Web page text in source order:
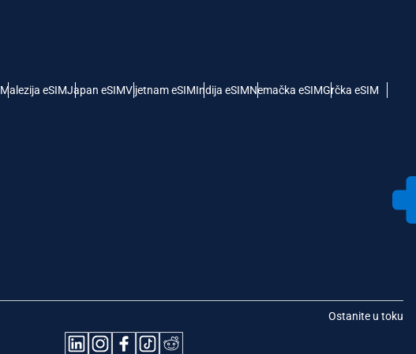
Malezija eSIMJapan eSIMVijetnam eSIMIndija eSIMNemačka eSIMGrčka eSIM
Ostanite u toku